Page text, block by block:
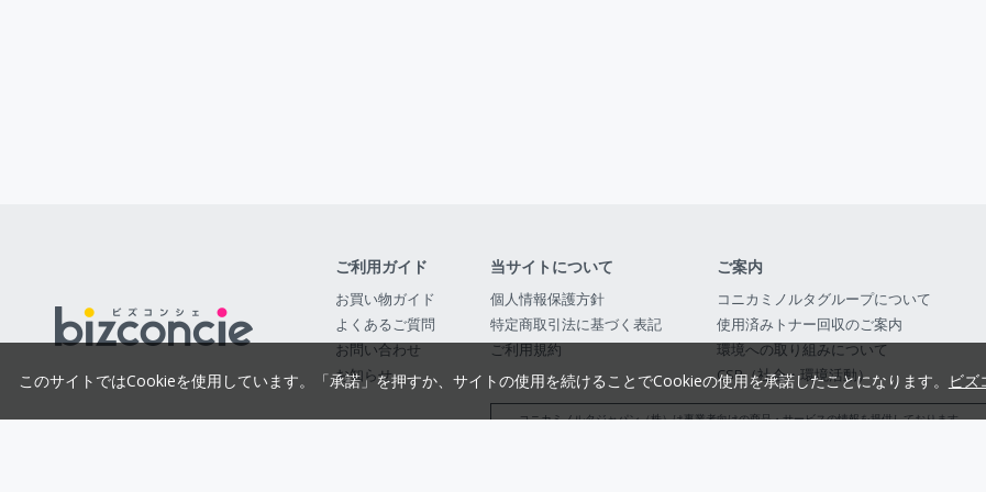
ご利用ガイド
お買い物ガイド
よくあるご質問
お問い合わせ
お知らせ
当サイトについて
個人情報保護方針
特定商取引法に基づく表記
ご利用規約
ご案内
コニカミノルタグループについて
使用済みトナー回収のご案内
環境への取り組みについて
CSR（社会・環境活動）
コニカミノルタジャパン（株）は事業者向けの商品・サービスの情報を提供しております
このサイトではCookieを使用しています。「承諾」を押すか、サイトの使用を続けることでCookieの使用を承諾したことになります。 ビズ